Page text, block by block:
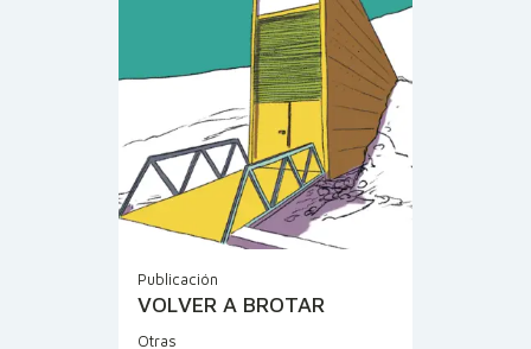
Publicación
VOLVER A BROTAR
Otras